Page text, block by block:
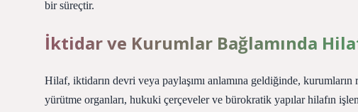
bir süreçtir.
İktidar ve Kurumlar Bağlamında
Hilaf, iktidarın devri veya paylaşımı anlamına geldiğinde,
yürütme organları, hukuki çerçeveler ve bürokratik yapılar hilafın